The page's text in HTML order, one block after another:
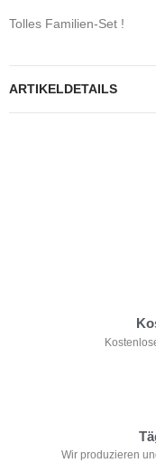
Tolles Familien-Set !
ARTIKELDETAILS
Wir produzieren